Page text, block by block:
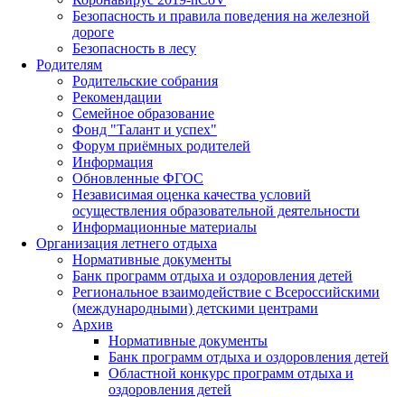
Безопасность и правила поведения на железной
дороге
Безопасность в лесу
Родителям
Родительские собрания
Рекомендации
Семейное образование
Фонд "Талант и успех"
Форум приёмных родителей
Информация
Обновленные ФГОС
Независимая оценка качества условий
осуществления образовательной деятельности
Информационные материалы
Организация летнего отдыха
Нормативные документы
Банк программ отдыха и оздоровления детей
Региональное взаимодействие с Всероссийскими
(международными) детскими центрами
Архив
Нормативные документы
Банк программ отдыха и оздоровления детей
Областной конкурс программ отдыха и
оздоровления детей